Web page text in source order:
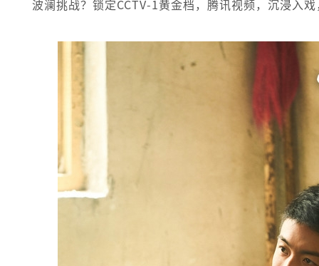
波澜挑战？锁定CCTV-1黄金档，腾讯视频，沉浸入